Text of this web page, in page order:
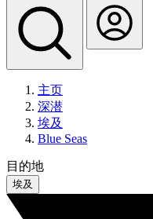
主页
深潜
埃及
Blue Seas
目的地
埃及